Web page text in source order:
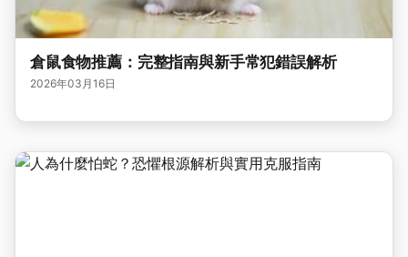
倉鼠食物推薦：完整指南與新手常犯錯誤解析
2026年03月16日